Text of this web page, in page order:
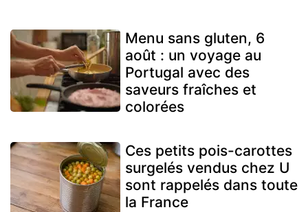
Menu sans gluten, 6
août : un voyage au
Portugal avec des
saveurs fraîches et
colorées
Ces petits pois-carottes
surgelés vendus chez U
sont rappelés dans toute
la France